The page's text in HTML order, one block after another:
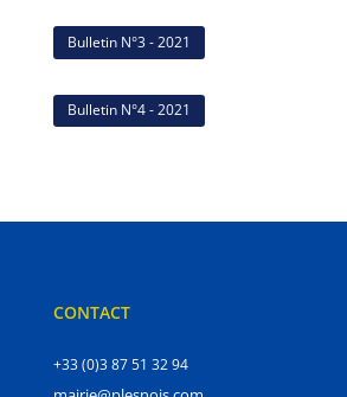
Bulletin N°3 - 2021
Bulletin N°4 - 2021
CONTACT
+33 (0)3 87 51 32 94